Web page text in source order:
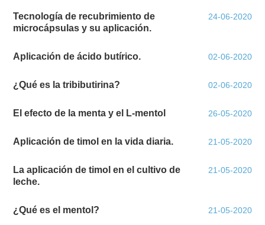
Tecnología de recubrimiento de
microcápsulas y su aplicación.
24-06-2020
Aplicación de ácido butírico. 02-06-2020
¿Qué es la tribibutirina? 02-06-2020
El efecto de la menta y el L-mentol 26-05-2020
Aplicación de timol en la vida diaria. 21-05-2020
La aplicación de timol en el cultivo de
leche.
21-05-2020
¿Qué es el mentol? 21-05-2020